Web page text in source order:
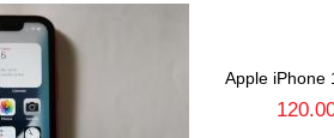
Apple iPhone